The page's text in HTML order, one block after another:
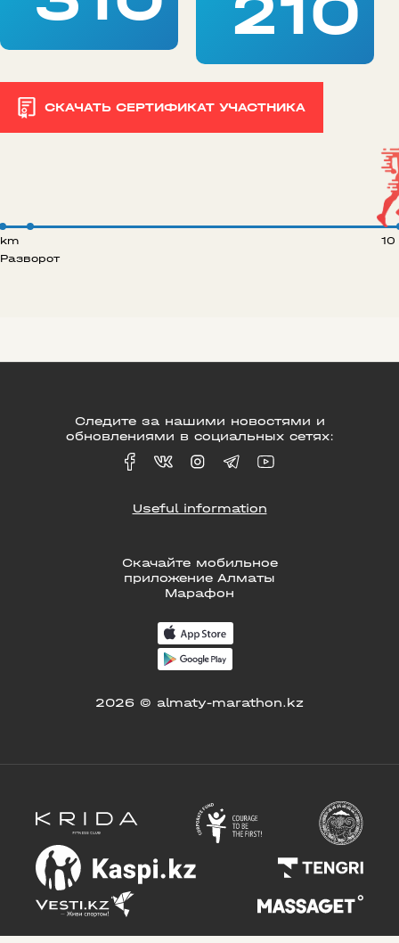
СКАЧАТЬ СЕРТИФИКАТ УЧАСТНИКА
Разворот
10
Скачайте мобильное
приложение Алматы
Марафон
2026 © almaty-marathon.kz
Следите за нашими новостями и
обновлениями в социальных сетях:
Useful information